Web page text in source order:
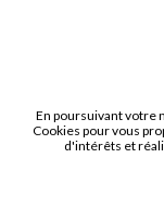
En poursuivant votre
Cookies pour vous
d'intérêts et